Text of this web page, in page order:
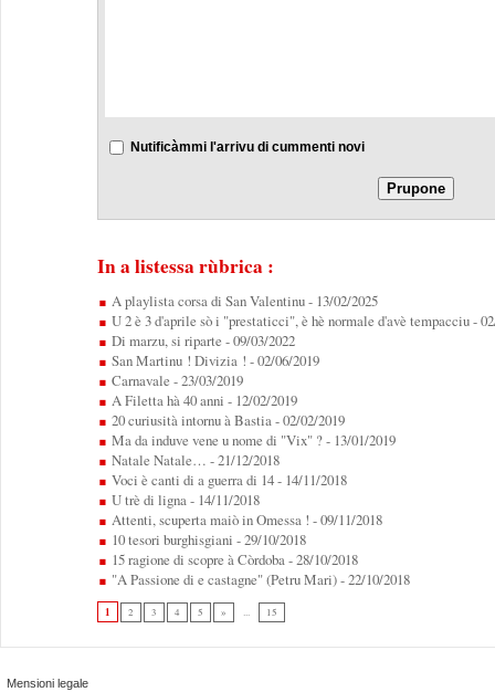
Nutificàmmi l'arrivu di cummenti novi
In a listessa rùbrica :
A playlista corsa di San Valentinu- 13/02/2025
U 2 è 3 d'aprile sò i "prestaticci", è hè normale d'avè tempacciu-
Di marzu, si riparte - 09/03/2022
San Martinu ! Divizia ! - 02/06/2019
Carnavale - 23/03/2019
A Filetta hà 40 anni - 12/02/2019
20 curiusità intornu à Bastia- 02/02/2019
Ma da induve vene u nome di "Vix" ?- 13/01/2019
Natale Natale… - 21/12/2018
Voci è canti di a guerra di 14- 14/11/2018
U trè di ligna- 14/11/2018
Attenti, scuperta maiò in Omessa ! - 09/11/2018
10 tesori burghisgiani - 29/10/2018
15 ragione di scopre à Còrdoba- 28/10/2018
"A Passione di e castagne" (Petru Mari)- 22/10/2018
1 2 3 4 5 » ... 15
Mensioni legale